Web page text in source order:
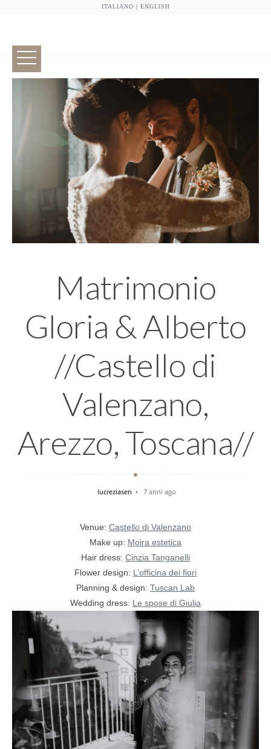
ITALIANO | ENGLISH
Matrimonio
Gloria & Alberto
//Castello di
Valenzano,
Arezzo, Toscana//
lucreziasen 7 anni ago
Venue: Castello di Valenzano
Make up: Moira estetica
Hair dress: Cinzia Tanganelli
Flower design: L’officina dei fiori
Planning & design: Tuscan Lab
Wedding dress: Le spose di Giulia